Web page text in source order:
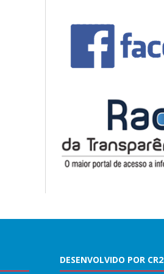
DESENVOLVIDO POR CR2